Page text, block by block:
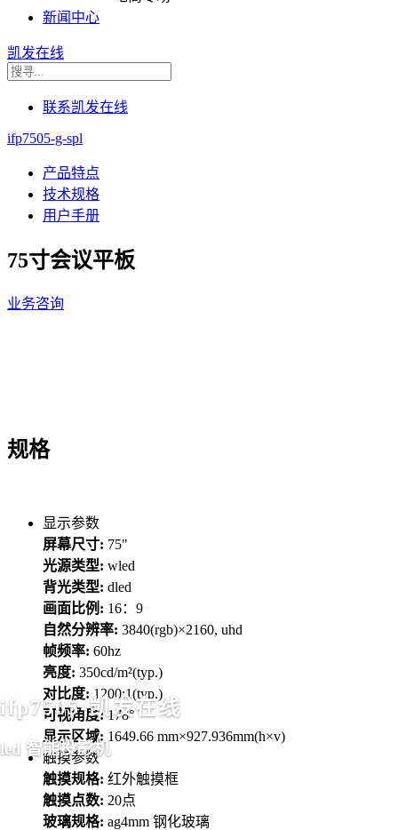
ifp7505-凯发在线
led 智能投影机
新闻中心
凯发在线
联系凯发在线
ifp7505-g-spl
产品特点
技术规格
用户手册
75寸会议平板
业务咨询
规格
显示参数
屏幕尺寸: 75"
光源类型: wled
背光类型: dled
画面比例: 16：9
自然分辨率: 3840(rgb)×2160, uhd
帧频率: 60hz
亮度: 350cd/m²(typ.)
对比度: 1200:1(typ.)
可视角度:178°
显示区域: 1649.66 mm×927.936mm(h×v)
触摸参数
触摸规格: 红外触摸框
触摸点数: 20点
玻璃规格: ag4mm 钢化玻璃